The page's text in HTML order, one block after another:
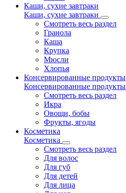
Каши, сухие завтраки
Каши, сухие завтраки
Смотреть весь раздел
Гранола
Каша
Крупка
Мюсли
Хлопья
Консервированные продукты
Консервированные продукты
Смотреть весь раздел
Икра
Овощи, бобы
Фрукты, ягоды
Косметика
Косметика
Смотреть весь раздел
Для волос
Для губ
Для детей
Для лица